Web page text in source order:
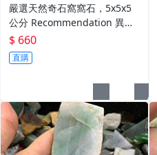
嚴選天然奇石窩窩石，5x5x5
公分 Recommendation 異國
奇石 奇異石材
$ 660
直購